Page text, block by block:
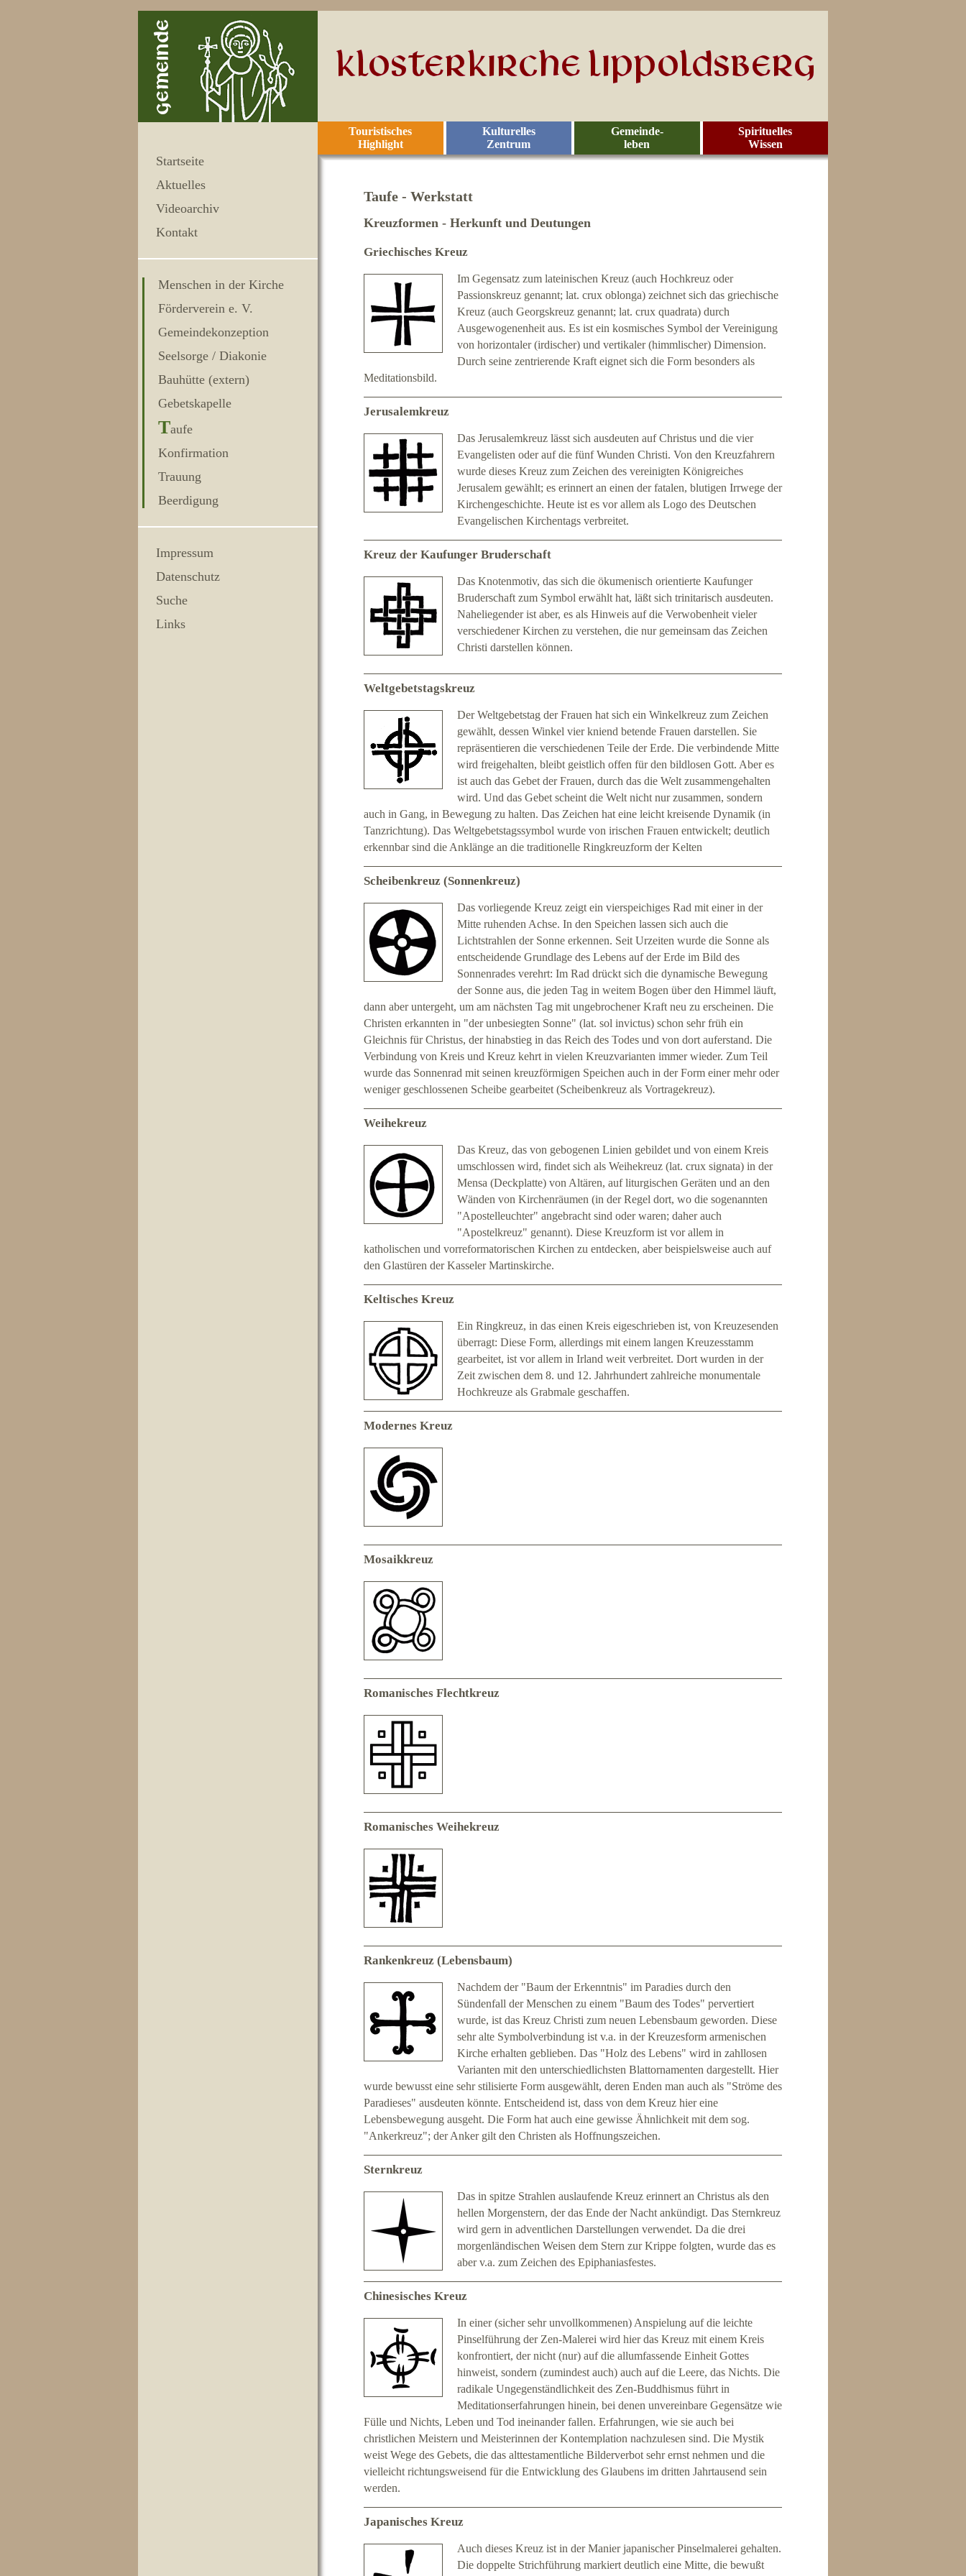
Startseite
Aktuelles
Videoarchiv
Kontakt
Menschen in der Kirche
Förderverein e. V.
Gemeindekonzeption
Seelsorge / Diakonie
Bauhütte (extern)
Gebetskapelle
Taufe
Konfirmation
Trauung
Beerdigung
Impressum
Datenschutz
Suche
Links
Spirituelles
Wissen
Gemeinde-
leben
Kulturelles
Zentrum
Touristisches
Highlight
Taufe - Werkstatt
Kreuzformen - Herkunft und Deutungen
Griechisches Kreuz
Im Gegensatz zum lateinischen Kreuz (auch Hochkreuz oder
Passionskreuz genannt; lat. crux oblonga) zeichnet sich das griechische
Kreuz (auch Georgskreuz genannt; lat. crux quadrata) durch
Ausgewogenenheit aus. Es ist ein kosmisches Symbol der Vereinigung
von horizontaler (irdischer) und vertikaler (himmlischer) Dimension.
Durch seine zentrierende Kraft eignet sich die Form besonders als
Meditationsbild.
Jerusalemkreuz
Das Jerusalemkreuz lässt sich ausdeuten auf Christus und die vier
Evangelisten oder auf die fünf Wunden Christi. Von den Kreuzfahrern
wurde dieses Kreuz zum Zeichen des vereinigten Königreiches
Jerusalem gewählt; es erinnert an einen der fatalen, blutigen Irrwege der
Kirchengeschichte. Heute ist es vor allem als Logo des Deutschen
Evangelischen Kirchentags verbreitet.
Kreuz der Kaufunger Bruderschaft
Das Knotenmotiv, das sich die ökumenisch orientierte Kaufunger
Bruderschaft zum Symbol erwählt hat, läßt sich trinitarisch ausdeuten.
Naheliegender ist aber, es als Hinweis auf die Verwobenheit vieler
verschiedener Kirchen zu verstehen, die nur gemeinsam das Zeichen
Christi darstellen können.
Weltgebetstagskreuz
Der Weltgebetstag der Frauen hat sich ein Winkelkreuz zum Zeichen
gewählt, dessen Winkel vier kniend betende Frauen darstellen. Sie
repräsentieren die verschiedenen Teile der Erde. Die verbindende Mitte
wird freigehalten, bleibt geistlich offen für den bildlosen Gott. Aber es
ist auch das Gebet der Frauen, durch das die Welt zusammengehalten
wird. Und das Gebet scheint die Welt nicht nur zusammen, sondern
auch in Gang, in Bewegung zu halten. Das Zeichen hat eine leicht kreisende Dynamik (in
Tanzrichtung). Das Weltgebetstagssymbol wurde von irischen Frauen entwickelt; deutlich
erkennbar sind die Anklänge an die traditionelle Ringkreuzform der Kelten
Scheibenkreuz (Sonnenkreuz)
Das vorliegende Kreuz zeigt ein vierspeichiges Rad mit einer in der
Mitte ruhenden Achse. In den Speichen lassen sich auch die
Lichtstrahlen der Sonne erkennen. Seit Urzeiten wurde die Sonne als
entscheidende Grundlage des Lebens auf der Erde im Bild des
Sonnenrades verehrt: Im Rad drückt sich die dynamische Bewegung
der Sonne aus, die jeden Tag in weitem Bogen über den Himmel läuft,
dann aber untergeht, um am nächsten Tag mit ungebrochener Kraft neu zu erscheinen. Die
Christen erkannten in "der unbesiegten Sonne" (lat. sol invictus) schon sehr früh ein
Gleichnis für Christus, der hinabstieg in das Reich des Todes und von dort auferstand. Die
Verbindung von Kreis und Kreuz kehrt in vielen Kreuzvarianten immer wieder. Zum Teil
wurde das Sonnenrad mit seinen kreuzförmigen Speichen auch in der Form einer mehr oder
weniger geschlossenen Scheibe gearbeitet (Scheibenkreuz als Vortragekreuz).
Weihekreuz
Das Kreuz, das von gebogenen Linien gebildet und von einem Kreis
umschlossen wird, findet sich als Weihekreuz (lat. crux signata) in der
Mensa (Deckplatte) von Altären, auf liturgischen Geräten und an den
Wänden von Kirchenräumen (in der Regel dort, wo die sogenannten
"Apostelleuchter" angebracht sind oder waren; daher auch
"Apostelkreuz" genannt). Diese Kreuzform ist vor allem in
katholischen und vorreformatorischen Kirchen zu entdecken, aber beispielsweise auch auf
den Glastüren der Kasseler Martinskirche.
Keltisches Kreuz
Ein Ringkreuz, in das einen Kreis eigeschrieben ist, von Kreuzesenden
überragt: Diese Form, allerdings mit einem langen Kreuzesstamm
gearbeitet, ist vor allem in Irland weit verbreitet. Dort wurden in der
Zeit zwischen dem 8. und 12. Jahrhundert zahlreiche monumentale
Hochkreuze als Grabmale geschaffen.
Modernes Kreuz
Mosaikkreuz
Romanisches Flechtkreuz
Romanisches Weihekreuz
Rankenkreuz (Lebensbaum)
Nachdem der "Baum der Erkenntnis" im Paradies durch den
Sündenfall der Menschen zu einem "Baum des Todes" pervertiert
wurde, ist das Kreuz Christi zum neuen Lebensbaum geworden. Diese
sehr alte Symbolverbindung ist v.a. in der Kreuzesform armenischen
Kirche erhalten geblieben. Das "Holz des Lebens" wird in zahllosen
Varianten mit den unterschiedlichsten Blattornamenten dargestellt. Hier
wurde bewusst eine sehr stilisierte Form ausgewählt, deren Enden man auch als "Ströme des
Paradieses" ausdeuten könnte. Entscheidend ist, dass von dem Kreuz hier eine
Lebensbewegung ausgeht. Die Form hat auch eine gewisse Ähnlichkeit mit dem sog.
"Ankerkreuz"; der Anker gilt den Christen als Hoffnungszeichen.
Sternkreuz
Das in spitze Strahlen auslaufende Kreuz erinnert an Christus als den
hellen Morgenstern, der das Ende der Nacht ankündigt. Das Sternkreuz
wird gern in adventlichen Darstellungen verwendet. Da die drei
morgenländischen Weisen dem Stern zur Krippe folgten, wurde das es
aber v.a. zum Zeichen des Epiphaniasfestes.
Chinesisches Kreuz
In einer (sicher sehr unvollkommenen) Anspielung auf die leichte
Pinselführung der Zen-Malerei wird hier das Kreuz mit einem Kreis
konfrontiert, der nicht (nur) auf die allumfassende Einheit Gottes
hinweist, sondern (zumindest auch) auch auf die Leere, das Nichts. Die
radikale Ungegenständlichkeit des Zen-Buddhismus führt in
Meditationserfahrungen hinein, bei denen unvereinbare Gegensätze wie
Fülle und Nichts, Leben und Tod ineinander fallen. Erfahrungen, wie sie auch bei
christlichen Meistern und Meisterinnen der Kontemplation nachzulesen sind. Die Mystik
weist Wege des Gebets, die das alttestamentliche Bilderverbot sehr ernst nehmen und die
vielleicht richtungsweisend für die Entwicklung des Glaubens im dritten Jahrtausend sein
werden.
Japanisches Kreuz
Auch dieses Kreuz ist in der Manier japanischer Pinselmalerei gehalten.
Die doppelte Strichführung markiert deutlich eine Mitte, die bewußt